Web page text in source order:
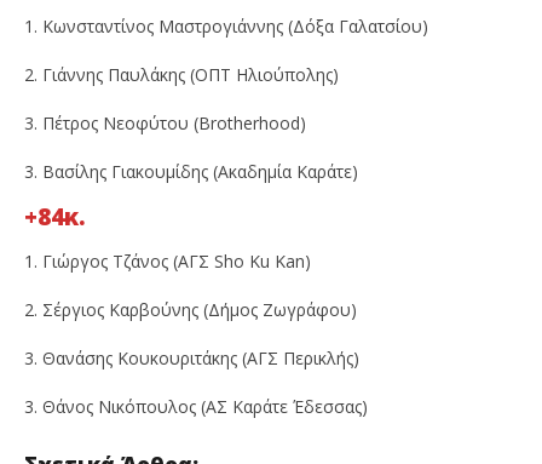
1. Κωνσταντίνος Μαστρογιάννης (Δόξα Γαλατσίου)
2. Γιάννης Παυλάκης (ΟΠΤ Ηλιούπολης)
3. Πέτρος Νεοφύτου (Brotherhood)
3. Βασίλης Γιακουμίδης (Ακαδημία Καράτε)
+84κ.
1. Γιώργος Τζάνος (ΑΓΣ Sho Ku Kan)
2. Σέργιος Καρβούνης (Δήμος Ζωγράφου)
3. Θανάσης Κουκουριτάκης (ΑΓΣ Περικλής)
3. Θάνος Νικόπουλος (ΑΣ Καράτε Έδεσσας)